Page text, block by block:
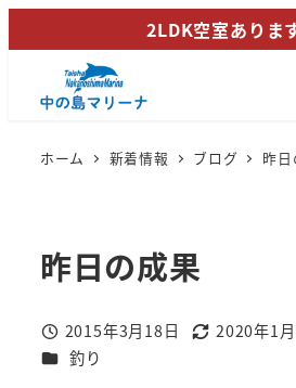
イ
2LDK空室ありま
ホーム 新着情報 ブログ 昨日
昨日の成果
投稿日
2015年3月18日
更新日
2020年1
カテゴリー
釣り